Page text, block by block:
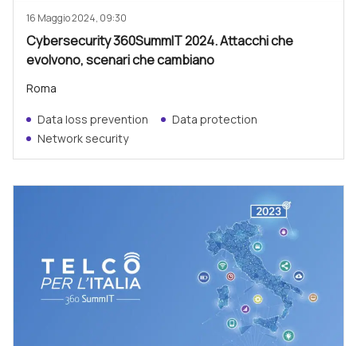
16 Maggio 2024, 09:30
Cybersecurity 360SummIT 2024. Attacchi che
evolvono, scenari che cambiano
Roma
Data loss prevention
Data protection
Network security